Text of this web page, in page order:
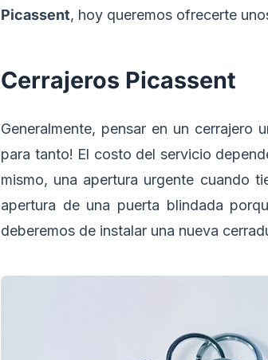
Picassent, hoy queremos ofrecerte
Cerrajeros Picassent
Generalmente, pensar en un cerrajero
para tanto! El costo del servicio
mismo, una apertura urgente cuando
apertura de una puerta blindada
deberemos de instalar una nueva